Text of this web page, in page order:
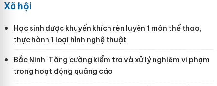
Xã hội
Học sinh được khuyến khích rèn luyện 1 môn thể thao,
thực hành 1 loại hình nghệ thuật
Bắc Ninh: Tăng cường kiểm tra và xử lý nghiêm vi phạm
trong hoạt động quảng cáo